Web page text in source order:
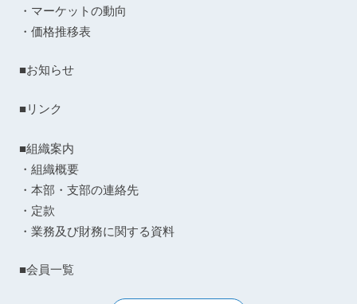
・マーケットの動向
・価格推移表
■お知らせ
■リンク
■組織案内
・組織概要
・本部・支部の連絡先
・定款
・業務及び財務に関する資料
■会員一覧